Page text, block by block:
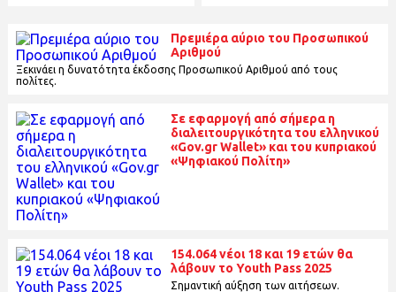
Πρεμιέρα αύριο του Προσωπικού
Αριθμού
Ξεκινάει η δυνατότητα έκδοσης Προσωπικού Αριθμού από τους
πολίτες.
Σε εφαρμογή από σήμερα η
διαλειτουργικότητα του ελληνικού
«Gov.gr Wallet» και του κυπριακού
«Ψηφιακού Πολίτη»
154.064 νέοι 18 και 19 ετών θα
λάβουν το Youth Pass 2025
Σημαντική αύξηση των αιτήσεων.